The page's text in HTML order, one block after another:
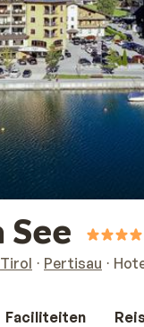
Tirol Pertisau
Faciliteiten